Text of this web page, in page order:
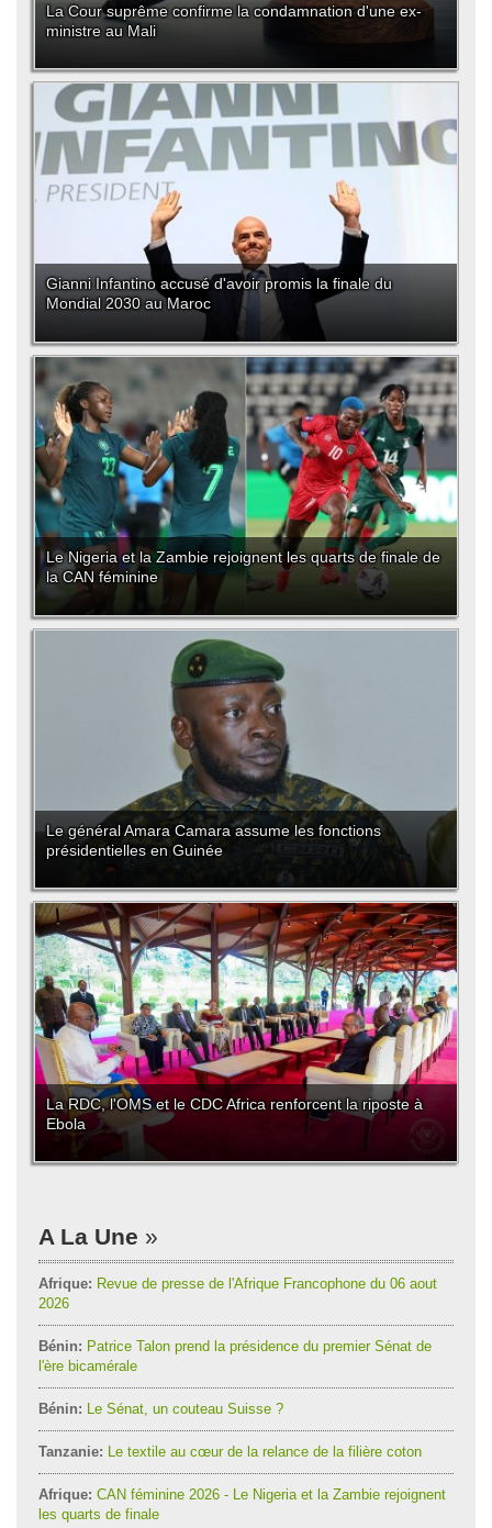
La Cour suprême confirme la condamnation d'une ex-
ministre au Mali
Gianni Infantino accusé d'avoir promis la finale du
Mondial 2030 au Maroc
Le Nigeria et la Zambie rejoignent les quarts de finale de
la CAN féminine
Le général Amara Camara assume les fonctions
présidentielles en Guinée
La RDC, l'OMS et le CDC Africa renforcent la riposte à
Ebola
A La Une
Afrique: Revue de presse de l'Afrique Francophone du 06 aout
2026
Bénin: Patrice Talon prend la présidence du premier Sénat de
l'ère bicamérale
Bénin: Le Sénat, un couteau Suisse ?
Tanzanie: Le textile au cœur de la relance de la filière coton
Afrique: CAN féminine 2026 - Le Nigeria et la Zambie rejoignent
les quarts de finale